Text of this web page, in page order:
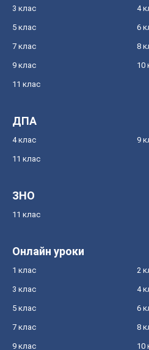
3 клас 4
5 клас 6
7 клас 8
9 клас 10
11 клас
ДПА
4 клас 9
11 клас
ЗНО
11 клас
Онлайн уроки
1 клас 2
3 клас 4
5 клас 6
7 клас 8
9 клас 10